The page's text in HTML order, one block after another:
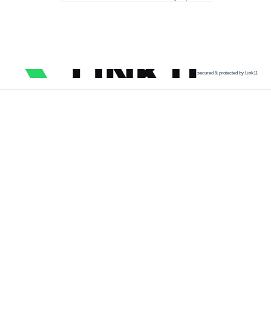
secured & protected by Link11